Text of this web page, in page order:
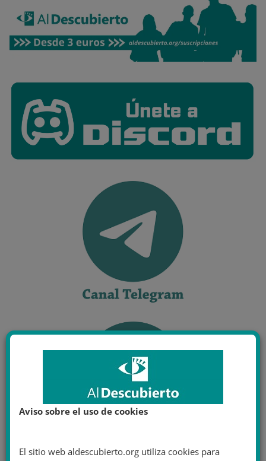
Aviso sobre el uso de cookies
El sitio web aldescubierto.org utiliza cookies para